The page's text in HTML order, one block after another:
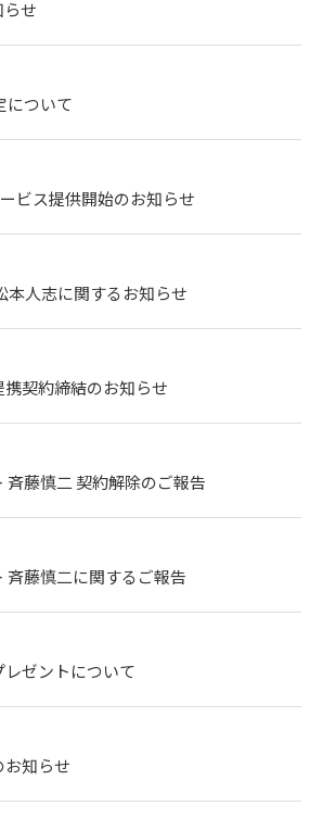
せ
について
ビス提供開始のお知らせ
本人志に関するお知らせ
契約締結のお知らせ
斉藤慎二 契約解除のご報告
斉藤慎二に関するご報告
ゼントについて
知らせ